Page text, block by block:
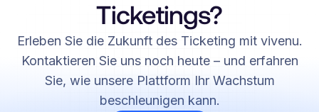
Ticketings?
Erleben Sie die Zukunft des Ticketing mit vivenu.
Kontaktieren Sie uns noch heute – und erfahren
Sie, wie unsere Plattform Ihr Wachstum
beschleunigen kann.